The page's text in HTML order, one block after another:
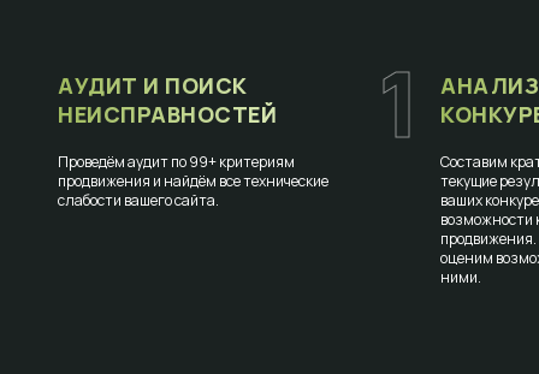
1
АУДИТ И ПОИСК
НЕИСПРАВНОСТЕЙ
Проведём аудит по 99+ критериям
продвижения и найдём все технические
слабости вашего сайта.
Составим
текущие
ваших
возможности
оценим
ними.